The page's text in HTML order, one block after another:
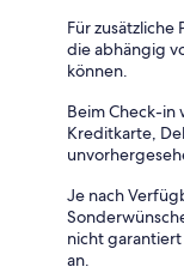
Für
die abhängig
können.
Beim Check-in
Kreditkarte,
Je nach
nicht
an.